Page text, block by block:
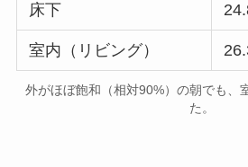
床下
室内（リビング）
外がほぼ飽和（相対90%）の朝でも、
た。